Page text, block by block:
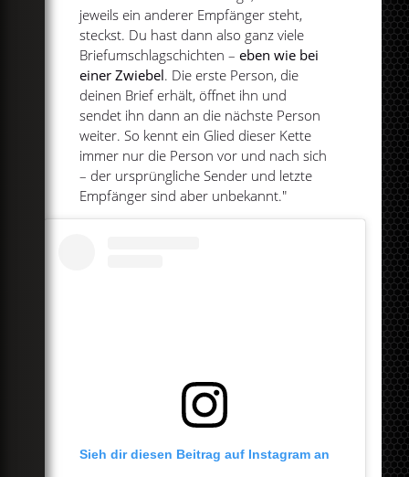
jeweils ein anderer Empfänger steht,
steckst. Du hast dann also ganz viele
Briefumschlagschichten – eben wie bei
einer Zwiebel. Die erste Person, die
deinen Brief erhält, öffnet ihn und
sendet ihn dann an die nächste Person
weiter. So kennt ein Glied dieser Kette
immer nur die Person vor und nach sich
– der ursprüngliche Sender und letzte
Empfänger sind aber unbekannt."
Sieh dir diesen Beitrag auf Instagram an